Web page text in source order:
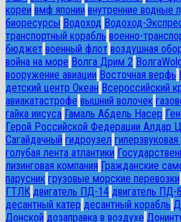
кореи вмф японии внутренние водные
биоресурсы Водоход Водоход-
транспортный корабль военно-
бюджет военный флот воздушная
война на море Волга Дрим 2
вооружение авиации Восточная верфь
детский центр Океан Всероссийский
авиакатастрофе вышний волочек
гайка иисуса Гамаль Абдель Насер
Герой Российской Федерации Алдар
Сагайдачный гидроузел
голубая лента атлантики
лизинговая компания Гражданские
парусник грузовые морские перевозки
ГТЛК двигатель ПД-14 двигатель ПД-8
десантный катер десантный корабль
Донской дозаправка в воздухе